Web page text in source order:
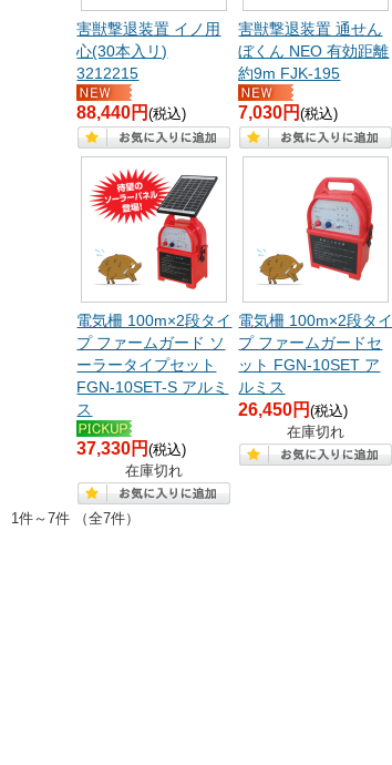
害獣撃退装置 イノ用
心(30本入リ)
3212215
88,440円(税込)
害獣撃退装置 通せん
ぼくん NEO 有効距離
約9m FJK-195
7,030円(税込)
電気柵 100m×2段タイ
プ ファームガード ソ
ーラータイプセット
FGN-10SET-S アルミ
ス
37,330円(税込)
在庫切れ
電気柵 100m×2段タイ
プ ファームガードセ
ット FGN-10SET ア
ルミス
26,450円(税込)
在庫切れ
1件～7件 （全7件）